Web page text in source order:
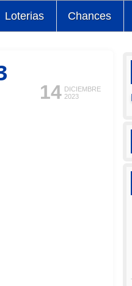
Loterias Chances
14 DICIEMBRE
2023